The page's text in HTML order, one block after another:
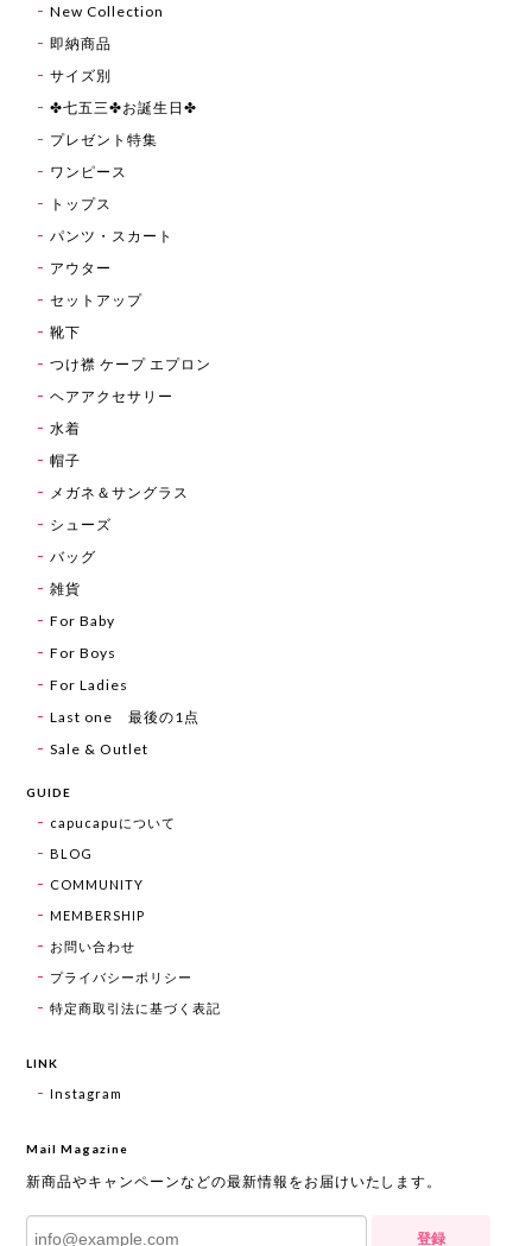
New Collection
即納商品
サイズ別
✤七五三✤お誕生日✤
プレゼント特集
ワンピース
トップス
パンツ・スカート
アウター
セットアップ
靴下
つけ襟 ケープ エプロン
ヘアアクセサリー
水着
帽子
メガネ＆サングラス
シューズ
バッグ
雑貨
For Baby
For Boys
For Ladies
Last one 最後の1点
Sale & Outlet
GUIDE
capucapuについて
BLOG
COMMUNITY
MEMBERSHIP
お問い合わせ
プライバシーポリシー
特定商取引法に基づく表記
LINK
Instagram
Mail Magazine
新商品やキャンペーンなどの最新情報をお届けいたします。
登録